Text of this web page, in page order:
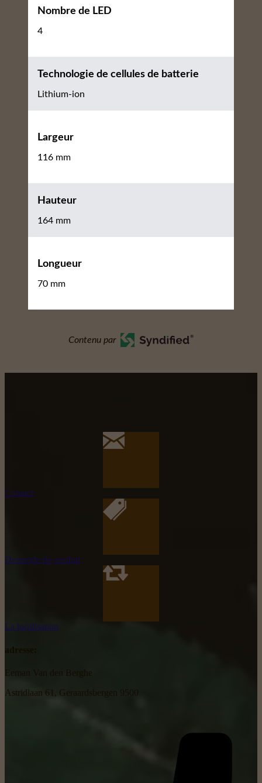
Nombre de LED
4
Technologie de cellules de batterie
Lithium-ion
Largeur
116 mm
Hauteur
164 mm
Longueur
70 mm
Contenu par
Contact
Demande de produit
La localisation
Astridlaan 61, Geraardsbergen 9500